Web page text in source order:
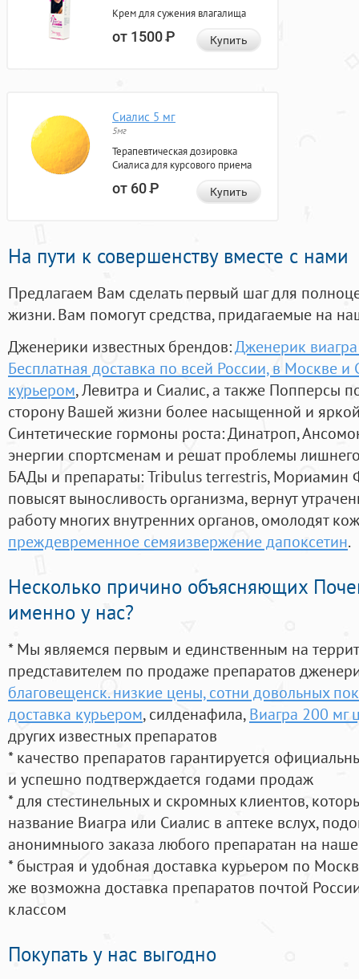
Крем для сужения влагалища
от 1500Р Купить
Сиалис 5 мг
5мг
Терапевтическая дозировка
Сиалиса для курсового приема
от 60Р Купить
На пути к совершенству вместе с нами
Предлагаем Вам сделать первый шаг для
жизни. Вам помогут средства, придагаемые на
Дженерики известных брендов:Дженерик
Бесплатная доставка по всей России, в Москве и
курьером, Левитра и Сиалис, а также Попперсы
сторону Вашей жизни более насыщенной и
Синтетические гормоны роста: Динатроп,
энергии спортсменам и решат проблемы
БАДы и препараты:Tribulus terrestris, Мориамин
повысят выносливость организма, вернут
работу многих внутренних органов, омолодят
преждевременное семяизвержение дапоксетин.
Несколько причино объясняющих
именно у нас?
* Мы являемся первым и единственным на
представителем по продаже препаратов
благовещенск. низкие цены, сотни довольных
доставка курьером, силденафила, Виагра 200 мг
других известных препаратов
* качество препаратов гарантируется
и успешно подтверждается годами продаж
* для стестинельных и скромных клиентов,
название Виагра или Сиалис в аптеке вслух,
анонимныого заказа любого препаратан на
* быстрая и удобная доставка курьером по
же возможна доставка препаратов почтой
классом
Покупать у нас выгодно